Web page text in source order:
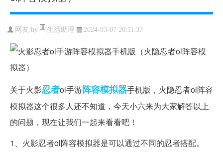
网友:hy 生活助理 2024-03-07 20:11:37
关于火影忍者ol手游阵容模拟器手机版，火隐忍者ol阵容
模拟器这个很多人还不知道，今天小六来为大家解答以上
的问题，现在让我们一起来看看吧！
1、火影忍者ol阵容模拟器是可以通过不同的忍者搭配。